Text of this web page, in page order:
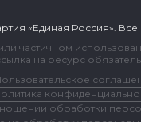
«Единая Россия».
частичном
на ресурс
обработки